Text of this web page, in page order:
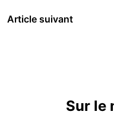
Article suivant
Sur le